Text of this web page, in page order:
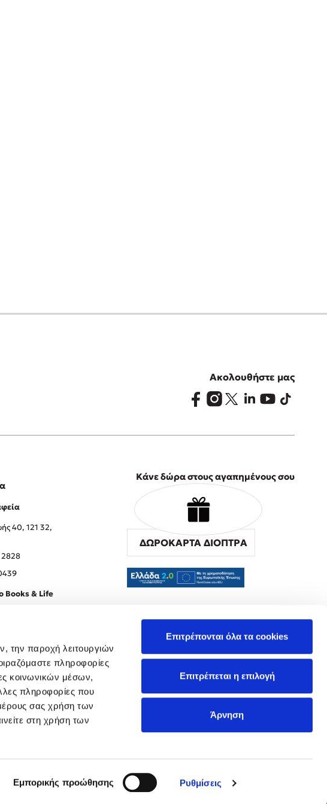
την παροχή λειτουργιών
πληροφορίες
κοινωνικών μέσων,
πληροφορίες που
σας χρήση των
στη χρήση των
Εμπορικής προώθησης Ρυθμίσεις
Επιτρέπονται όλα τα cookies
Επιτρέπεται η επιλογή
Άρνηση
Ακολουθήστε μας
40, 121 32,
2828
Books & Life
Κάνε δώρα στους αγαπημένους σου
ΔΩΡΟΚΑΡΤΑ ΔΙΟΠΤΡΑ
by